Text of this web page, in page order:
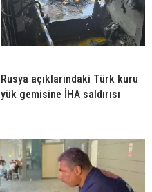
Rusya açıklarındaki Türk kuru
yük gemisine İHA saldırısı